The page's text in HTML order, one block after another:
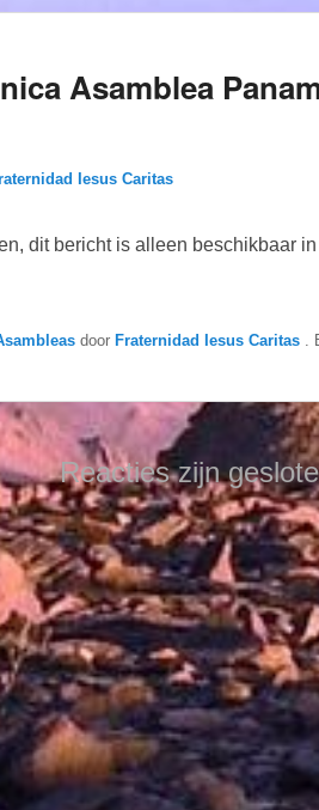
Asamblea
Iesus Caritas
dit bericht is alleen beschikbaar in
door Fraternidad Iesus Caritas
Reacties zijn